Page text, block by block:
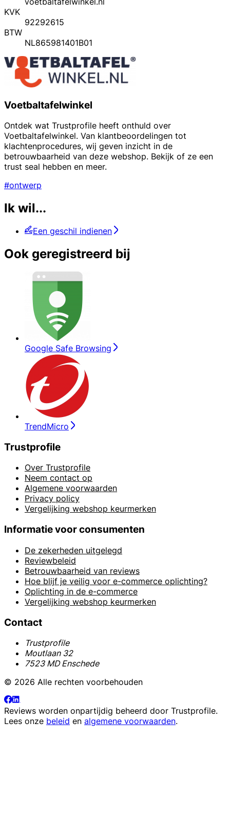
KVK
92292615
BTW
NL865981401B01
Voetbaltafelwinkel
Ontdek wat Trustprofile heeft onthuld over
Voetbaltafelwinkel. Van klantbeoordelingen tot
klachtenprocedures, wij geven inzicht in de
betrouwbaarheid van deze webshop. Bekijk of ze een
trust seal hebben en meer.
#ontwerp
Ik wil...
Een geschil indienen
Ook geregistreerd bij
Google Safe Browsing
TrendMicro
Trustprofile
Over Trustprofile
Neem contact op
Algemene voorwaarden
Privacy policy
Vergelijking webshop keurmerken
Informatie voor consumenten
De zekerheden uitgelegd
Reviewbeleid
Betrouwbaarheid van reviews
Hoe blijf je veilig voor e-commerce oplichting?
Oplichting in de e-commerce
Vergelijking webshop keurmerken
Contact
Trustprofile
Moutlaan 32
7523 MD Enschede
© 2026 Alle rechten voorbehouden
Reviews worden onpartijdig beheerd door Trustprofile.
Lees onze beleid en algemene voorwaarden.